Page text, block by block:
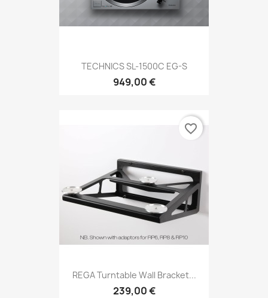
TECHNICS SL-1500C EG-S
949,00 €
REGA Turntable Wall Bracket...
239,00 €
favorite_border